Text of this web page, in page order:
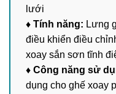
lưới
♦ Tính năng: Lưng
điều khiển điều
xoay sắn sơn tĩnh
♦ Công năng sử
dụng cho ghế xoay